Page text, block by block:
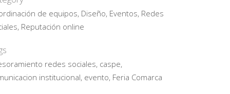
de equipos, Diseño, Eventos, Redes
Reputación online
redes sociales, caspe,
institucional, evento, Feria Comarca